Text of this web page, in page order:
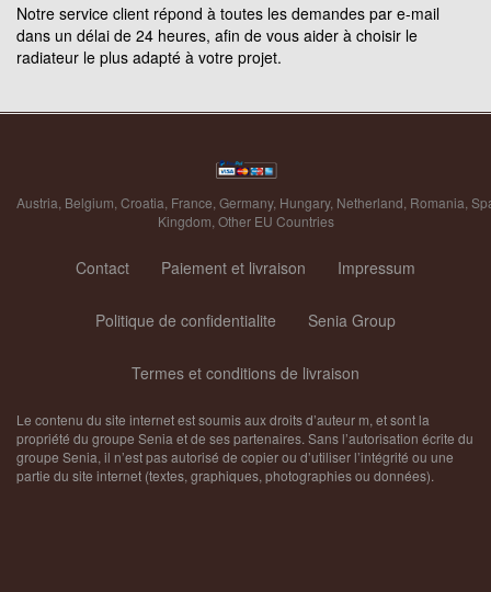
Notre service client répond à toutes les demandes par e-mail
dans un délai de 24 heures, afin de vous aider à choisir le
radiateur le plus adapté à votre projet.
Austria Belgium Croatia France Germany, Hungary, Netherland Romania
Kingdom Other EU Countries
Contact Paiement et livraison Impressum
Politique de confidentialite Senia Group
Termes et conditions de livraison
Le contenu du site internet est soumis aux droits d’auteur m, et sont la
propriété du groupe Senia et de ses partenaires. Sans l’autorisation écrite du
groupe Senia, il n’est pas autorisé de copier ou d’utiliser l’intégrité ou une
partie du site internet (textes, graphiques, photographies ou données).